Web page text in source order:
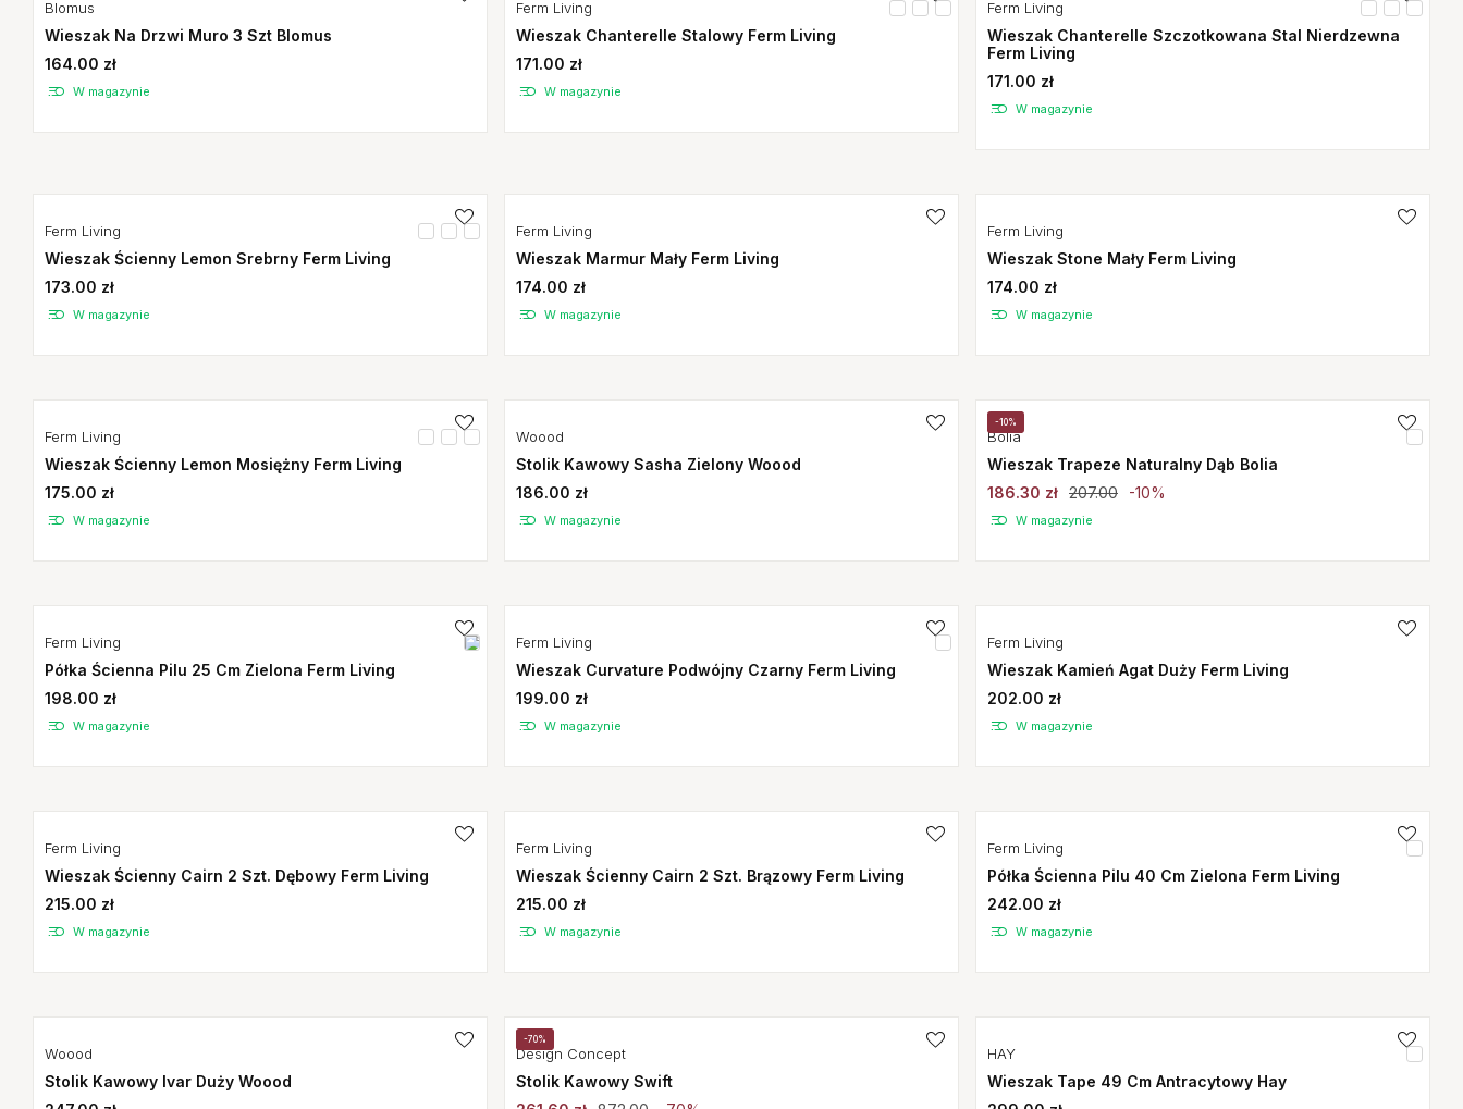
Blomus
Wieszak Na Drzwi Muro 3 Szt Blomus
164.00 zł
W magazynie
Ferm Living
Wieszak Chanterelle Stalowy Ferm Living
171.00 zł
W magazynie
Ferm Living
Wieszak Chanterelle Szczotkowana Stal Nierdzewna
Ferm Living
171.00 zł
W magazynie
Ferm Living
Wieszak Ścienny Lemon Srebrny Ferm Living
173.00 zł
W magazynie
Ferm Living
Wieszak Marmur Mały Ferm Living
174.00 zł
W magazynie
Ferm Living
Wieszak Stone Mały Ferm Living
174.00 zł
W magazynie
Ferm Living
Wieszak Ścienny Lemon Mosiężny Ferm Living
175.00 zł
W magazynie
Woood
Stolik Kawowy Sasha Zielony Woood
186.00 zł
W magazynie
-10%
Bolia
Wieszak Trapeze Naturalny Dąb Bolia
186.30 zł 207.00 -10%
W magazynie
Ferm Living
Półka Ścienna Pilu 25 Cm Zielona Ferm Living
198.00 zł
W magazynie
Ferm Living
Wieszak Curvature Podwójny Czarny Ferm Living
199.00 zł
W magazynie
Ferm Living
Wieszak Kamień Agat Duży Ferm Living
202.00 zł
W magazynie
Ferm Living
Wieszak Ścienny Cairn 2 Szt. Dębowy Ferm Living
215.00 zł
W magazynie
Ferm Living
Wieszak Ścienny Cairn 2 Szt. Brązowy Ferm Living
215.00 zł
W magazynie
Ferm Living
Półka Ścienna Pilu 40 Cm Zielona Ferm Living
242.00 zł
W magazynie
Woood
Stolik Kawowy Ivar Duży Woood
-70%
Design Concept
Stolik Kawowy Swift
HAY
Wieszak Tape 49 Cm Antracytowy Hay